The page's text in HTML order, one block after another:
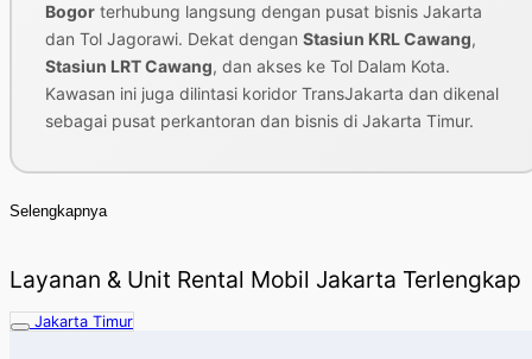
Bogorterhubung langsung dengan pusat bisnis Jakarta
dan Tol Jagorawi. Dekat dengan Stasiun KRL Cawang,
Stasiun LRT Cawang, dan akses ke Tol Dalam Kota.
Kawasan ini juga dilintasi koridor TransJakarta dan dikenal
sebagai pusat perkantoran dan bisnis di Jakarta Timur.
Selengkapnya
Layanan & Unit Rental Mobil Jakarta Terlengkap
Jakarta Timur